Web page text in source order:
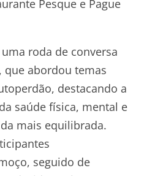
Pesque e Pague
roda de conversa
que abordou temas
destacando a
saúde física, mental e
mais equilibrada.
seguido de